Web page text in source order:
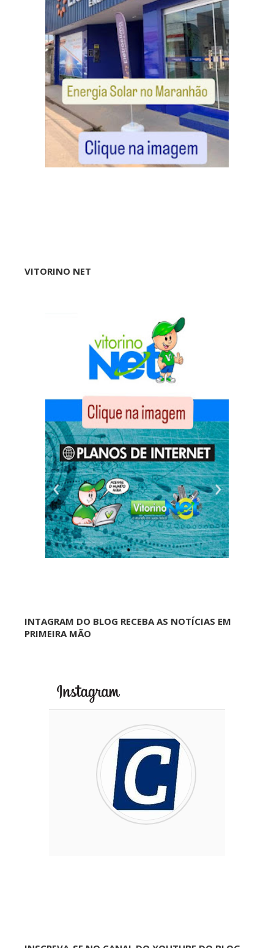
VITORINO NET
INTAGRAM DO BLOG RECEBA AS NOTÍCIAS EM
PRIMEIRA MÃO